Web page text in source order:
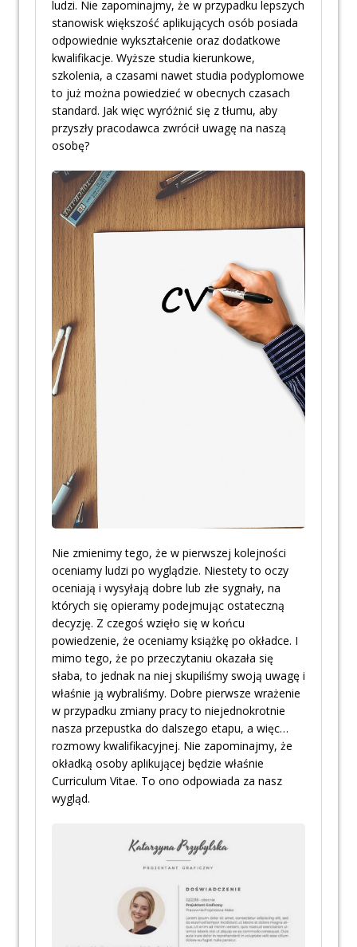
ludzi. Nie zapominajmy, że w przypadku lepszych
stanowisk większość aplikujących osób posiada
odpowiednie wykształcenie oraz dodatkowe
kwalifikacje. Wyższe studia kierunkowe,
szkolenia, a czasami nawet studia podyplomowe
to już można powiedzieć w obecnych czasach
standard. Jak więc wyróżnić się z tłumu, aby
przyszły pracodawca zwrócił uwagę na naszą
osobę?
Nie zmienimy tego, że w pierwszej kolejności
oceniamy ludzi po wyglądzie. Niestety to oczy
oceniają i wysyłają dobre lub złe sygnały, na
których się opieramy podejmując ostateczną
decyzję. Z czegoś wzięło się w końcu
powiedzenie, że oceniamy książkę po okładce. I
mimo tego, że po przeczytaniu okazała się
słaba, to jednak na niej skupiliśmy swoją uwagę i
właśnie ją wybraliśmy. Dobre pierwsze wrażenie
w przypadku zmiany pracy to niejednokrotnie
nasza przepustka do dalszego etapu, a więc…
rozmowy kwalifikacyjnej. Nie zapominajmy, że
okładką osoby aplikującej będzie właśnie
Curriculum Vitae. To ono odpowiada za nasz
wygląd.